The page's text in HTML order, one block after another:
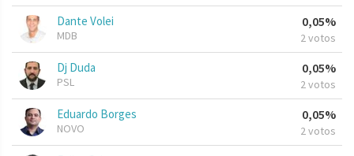
Dante Volei
MDB
0,05%
2 votos
Dj Duda
PSL
0,05%
2 votos
Eduardo Borges
NOVO
0,05%
2 votos